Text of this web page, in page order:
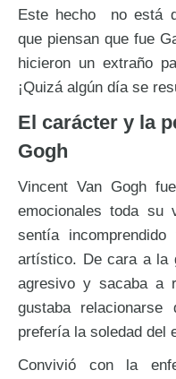
Este hecho no está
que piensan que fue
hicieron un extraño
¡Quizá algún día se
El carácter y la
Gogh
Vincent Van Gogh
emocionales toda su
sentía
artístico. De cara a la
agresivo y sacaba a
gustaba
prefería la soledad del
Convivió con la